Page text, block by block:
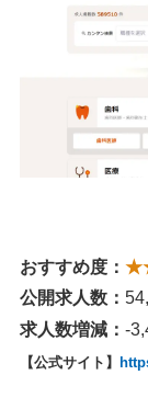
おすすめ度：
公開求人数：
求人数増減： -
【公式サイト】